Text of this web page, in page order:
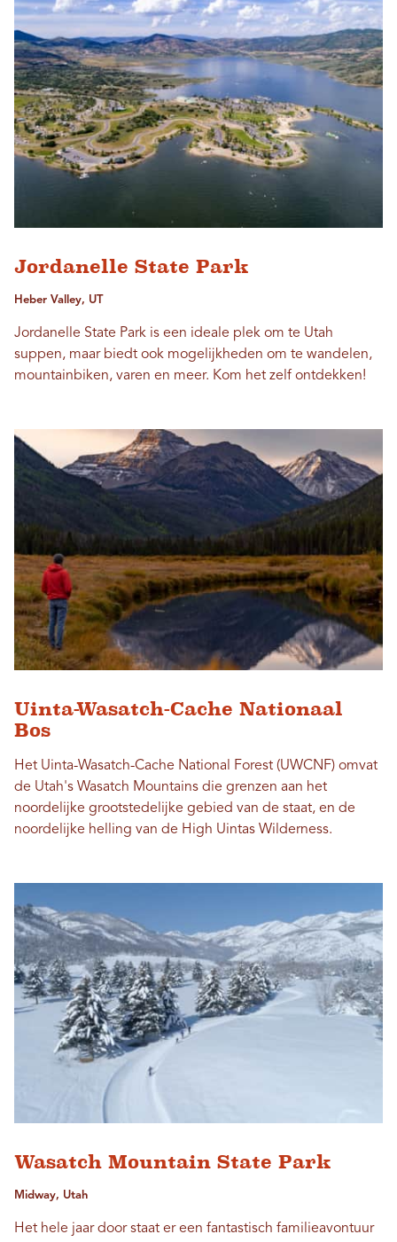
Jordanelle State Park
Heber Valley, UT
Jordanelle State Park is een ideale plek om te Utah
suppen, maar biedt ook mogelijkheden om te wandelen,
mountainbiken, varen en meer. Kom het zelf ontdekken!
Uinta-Wasatch-Cache Nationaal
Bos
Het Uinta-Wasatch-Cache National Forest (UWCNF) omvat
de Utah's Wasatch Mountains die grenzen aan het
noordelijke grootstedelijke gebied van de staat, en de
noordelijke helling van de High Uintas Wilderness.
Wasatch Mountain State Park
Midway, Utah
Het hele jaar door staat er een fantastisch familieavontuur